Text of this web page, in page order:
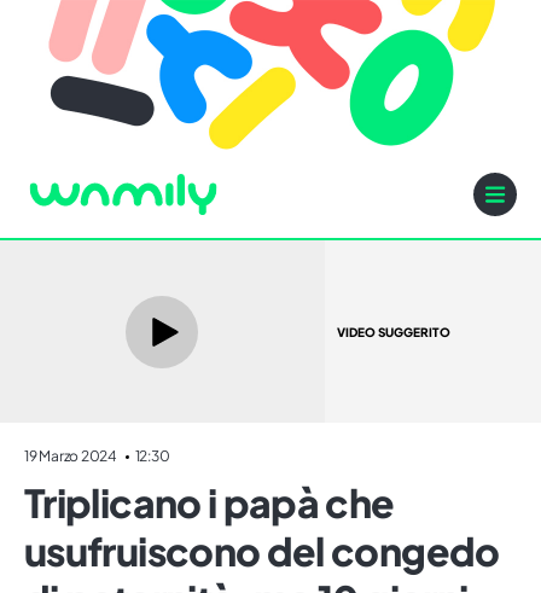
VIDEO SUGGERITO
19 Marzo 2024 12:30
Triplicano i papà che
usufruiscono del congedo